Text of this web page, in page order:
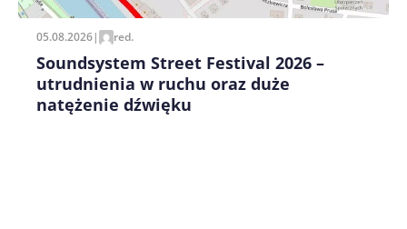
05.08.2026| red.
Soundsystem Street Festival 2026 –
utrudnienia w ruchu oraz duże
natężenie dźwięku